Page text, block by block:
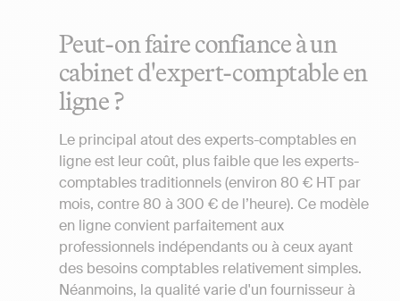
Peut-on faire confiance à un
cabinet d'expert-comptable en
ligne ?
Le principal atout des experts-comptables en
ligne est leur coût, plus faible que les experts-
comptables traditionnels (environ 80 € HT par
mois, contre 80 à 300 € de l’heure). Ce modèle
en ligne convient parfaitement aux
professionnels indépendants ou à ceux ayant
des besoins comptables relativement simples.
Néanmoins, la qualité varie d'un fournisseur à